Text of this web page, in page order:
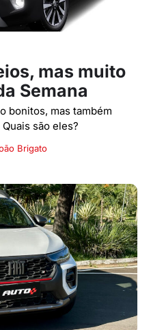
mas muito
Semana
bonitos, mas também
são eles?
Brigato